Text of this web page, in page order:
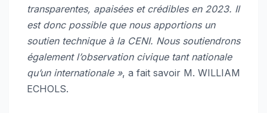
transparentes, apaisées et crédibles en 2023. Il
est donc possible que nous apportions un
soutien technique à la CENI. Nous soutiendrons
également l’observation civique tant nationale
qu’un internationale », a fait savoir M. WILLIAM
ECHOLS.